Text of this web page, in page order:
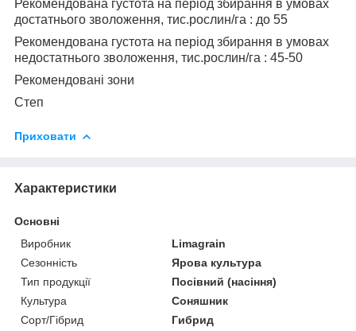
Рекомендована густота на період збирання в умовах
достатнього зволоження, тис.рослин/га : до 55
Рекомендована густота на період збирання в умовах
недостатнього зволоження, тис.рослин/га : 45-50
Рекомендовані зони
Степ
Приховати
Характеристики
Основні
Виробник
Limagrain
Сезонність
Ярова культура
Тип продукції
Посівний (насіння)
Культура
Соняшник
Сорт/Гібрид
Гибрид